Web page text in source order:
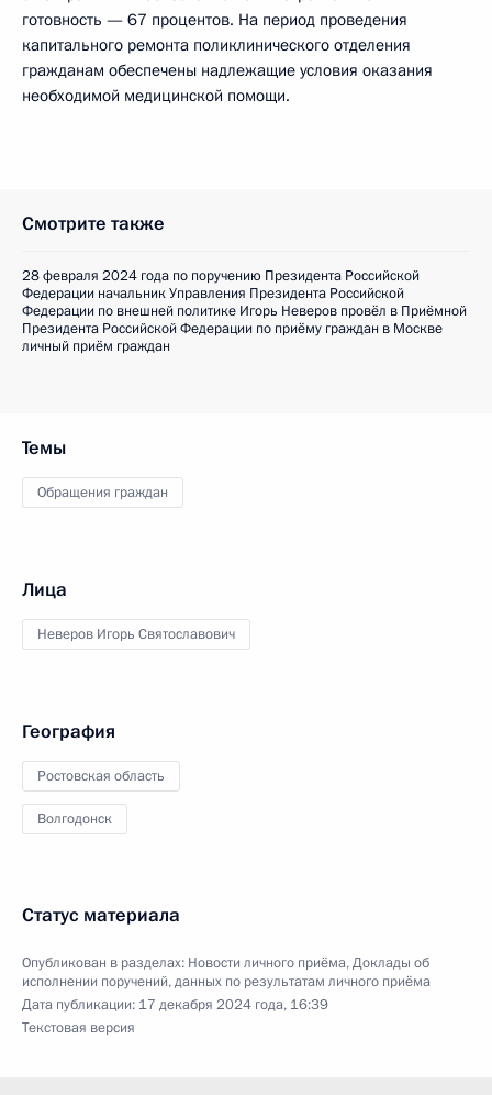
готовность — 67 процентов. На период проведения
капитального ремонта поликлинического отделения
гражданам обеспечены надлежащие условия оказания
необходимой медицинской помощи.
Смотрите также
28 февраля 2024 года по поручению Президента Российской
Федерации начальник Управления Президента Российской
Федерации по внешней политике Игорь Неверов провёл в Приёмной
Президента Российской Федерации по приёму граждан в Москве
личный приём граждан
Темы
Обращения граждан
Лица
Неверов Игорь Святославович
География
Ростовская область
Волгодонск
Статус материала
Опубликован в разделах: Новости личного приёма,Доклады об
исполнении поручений, данных по результатам личного приёма
Дата публикации: 17 декабря 2024 года, 16:39
Текстовая версия